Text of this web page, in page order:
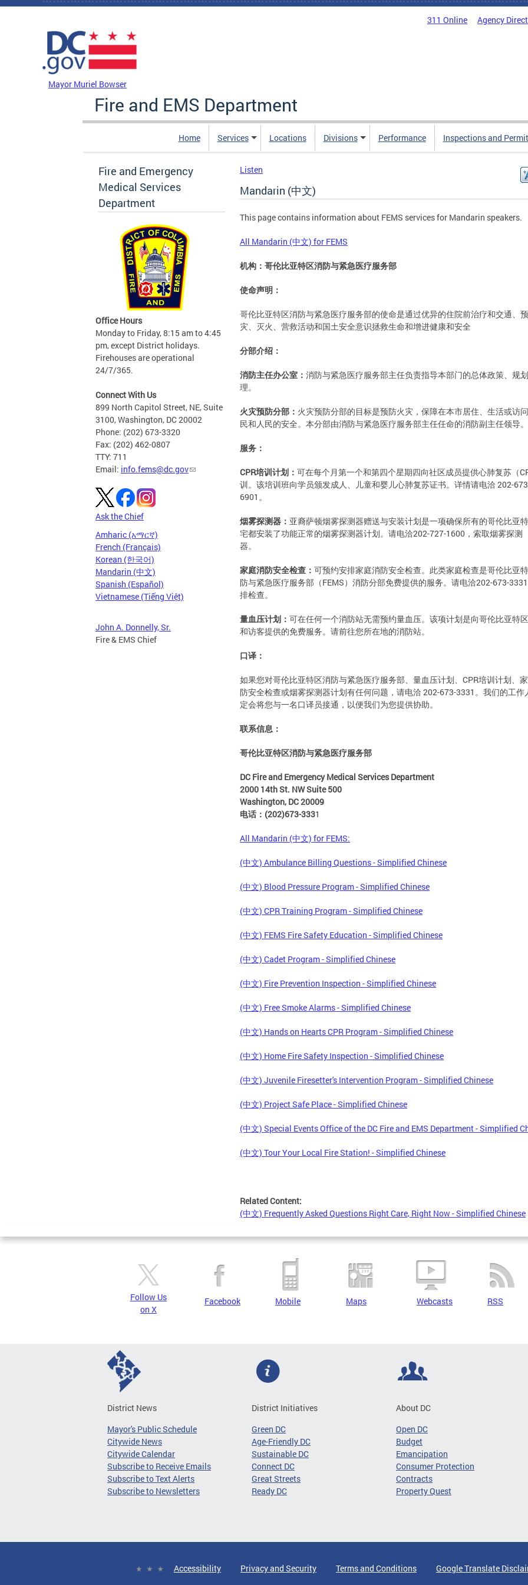
Skip to main content
311 Online Agency
Mayor Muriel Bowser
Fire and EMS Department
Home Services Locations Divisions Performance Inspections and
Fire and Emergency
Medical Services
Department
Office Hours
Monday to Friday, 8:15 am to 4:45
pm, except District holidays.
Firehouses are operational
24/7/365.
Connect With Us
899 North Capitol Street, NE, Suite
3100, Washington, DC 20002
Phone: (202) 673-3320
Fax: (202) 462-0807
TTY: 711
Email: info.fems@dc.gov
Ask the Chief
Amharic (አማርኛ)
French (Français)
Korean (한국어)
Mandarin (中文)
Spanish (Español)
Vietnamese (Tiếng Việt)
John A. Donnelly, Sr.
Fire & EMS Chief
Listen
Mandarin (中文)
This page contains information about FEMS services for Mandarin speakers.
All Mandarin (中文) for FEMS
机构： 哥伦比亚特区消防与紧急医疗服务部
使命声明：
哥伦比亚特区消防与紧急医疗服务部的使命是通过优异的住院前治疗和交通、
灾、灭火、营救活动和国土安全意识拯救生命和增进健康和安全
分部介绍：
消防主任办公室： 消防与紧急医疗服务部主任负责指导本部门的总体政策、规
理。
火灾预防分部： 火灾预防分部的目标是预防火灾，保障在本市居住、生活或访
民和人民的安全。本分部由消防与紧急医疗服务部主任任命的消防副主任领导。
服务：
CPR培训计划： 可在每个月第一个和第四个星期四向社区成员提供心肺复苏（
训。该培训班向学员颁发成人、儿童和婴儿心肺复苏证书。详情请电洽 202-
6901。
烟雾探测器： 亚裔萨顿烟雾探测器赠送与安装计划是一项确保所有的哥伦比亚
宅都安装了功能正常的烟雾探测器计划。请电洽202-727-1600，索取烟雾探测
器。
家庭消防安全检查： 可预约安排家庭消防安全检查。此类家庭检查是哥伦比亚
防与紧急医疗服务部（FEMS）消防分部免费提供的服务。请电洽202-673-
排检查。
量血压计划： 可在任何一个消防站无需预约量血压。该项计划是向哥伦比亚特
和访客提供的免费服务。请前往您所在地的消防站。
口译：
如果您对哥伦比亚特区消防与紧急医疗服务部、量血压计划、CPR培训计划、
防安全检查或烟雾探测器计划有任何问题，请电洽 202-673-3331。我们的工作
定会将您与一名口译员接通，以便我们为您提供协助。
联系信息：
哥伦比亚特区消防与紧急医疗服务部
DC Fire and Emergency Medical Services Department
2000 14th St. NW Suite 500
Washington, DC 20009
电话：(202)673-3331
All Mandarin (中文) for FEMS:
(中文) Ambulance Billing Questions - Simplified Chinese
(中文) Blood Pressure Program - Simplified Chinese
(中文) CPR Training Program - Simplified Chinese
(中文) FEMS Fire Safety Education - Simplified Chinese
(中文) Cadet Program - Simplified Chinese
(中文) Fire Prevention Inspection - Simplified Chinese
(中文) Free Smoke Alarms - Simplified Chinese
(中文) Hands on Hearts CPR Program - Simplified Chinese
(中文) Home Fire Safety Inspection - Simplified Chinese
(中文) Juvenile Firesetter's Intervention Program - Simplified Chinese
(中文) Project Safe Place - Simplified Chinese
(中文) Special Events Office of the DC Fire and EMS Department - Simplified
(中文) Tour Your Local Fire Station! - Simplified Chinese
Related Content:
(中文) Frequently Asked Questions Right Care, Right Now - Simplified Chinese
Follow Us
on X
Facebook Mobile Maps Webcasts RSS
District News
Mayor's Public Schedule
Citywide News
Citywide Calendar
Subscribe to Receive Emails
Subscribe to Text Alerts
Subscribe to Newsletters
District Initiatives
Green DC
Age-Friendly DC
Sustainable DC
Connect DC
Great Streets
Ready DC
About DC
Open DC
Budget
Emancipation
Consumer Protection
Contracts
Property Quest
Accessibility Privacy and Security Terms and Conditions Google Translate